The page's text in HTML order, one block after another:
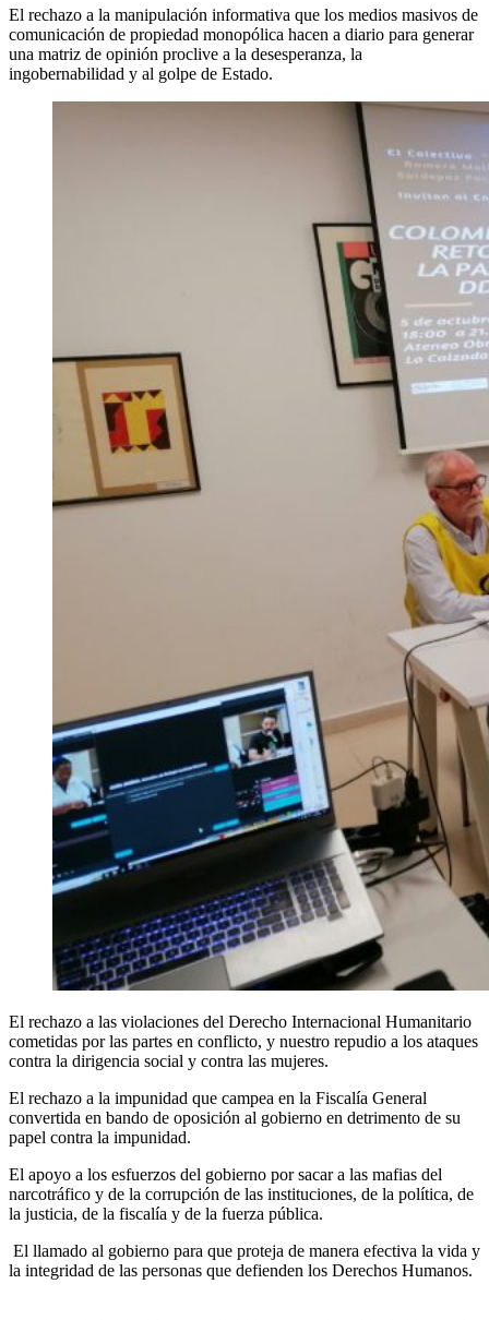
El rechazo a la manipulación informativa que los medios masivos de
comunicación de propiedad monopólica hacen a diario para generar
una matriz de opinión proclive a la desesperanza, la
ingobernabilidad y al golpe de Estado.
El rechazo a las violaciones del Derecho Internacional Humanitario
cometidas por las partes en conflicto, y nuestro repudio a los ataques
contra la dirigencia social y contra las mujeres.
El rechazo a la impunidad que campea en la Fiscalía General
convertida en bando de oposición al gobierno en detrimento de su
papel contra la impunidad.
El apoyo a los esfuerzos del gobierno por sacar a las mafias del
narcotráfico y de la corrupción de las instituciones, de la política, de
la justicia, de la fiscalía y de la fuerza pública.
El llamado al gobierno para que proteja de manera efectiva la vida y
la integridad de las personas que defienden los Derechos Humanos.